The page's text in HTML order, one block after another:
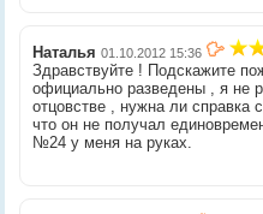
Наталья 01.10.2012 15:36
Здравствуйте ! Подскажите
официально разведены , я не
отцовстве , нужна ли справка
что он не получал
№24 у меня на руках.